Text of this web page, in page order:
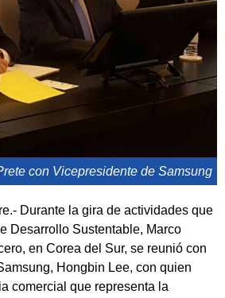
con Vicepresidente de Samsung
Durante la gira de actividades que
Desarrollo Sustentable, Marco
en Corea del Sur, se reunió con
Hongbin Lee, con quien
comercial que representa la